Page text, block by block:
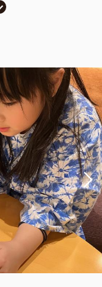
大人2名1室
税・手数料込
22,120円~
布団×4
日付を選択